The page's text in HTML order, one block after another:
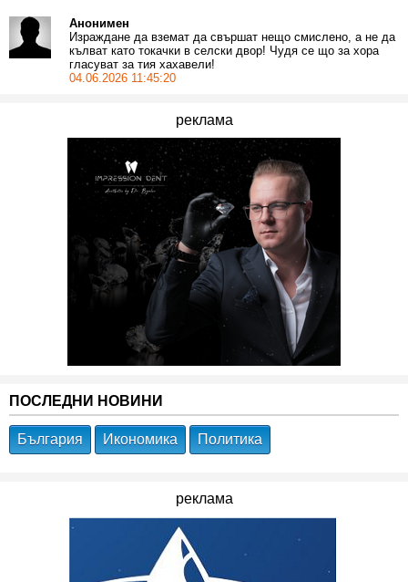
Анонимен
Израждане да вземат да свършат нещо смислено, а не да
кълват като токачки в селски двор! Чудя се що за хора
гласуват за тия хахавели!
04.06.2026 11:45:20
реклама
ПОСЛЕДНИ НОВИНИ
България Икономика Политика
реклама